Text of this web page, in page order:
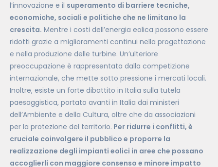
l’innovazione e il superamento di barriere tecniche,
economiche, sociali e politiche che ne limitano la
crescita. Mentre i costi dell’energia eolica possono essere
ridotti grazie a miglioramenti continui nella progettazione
e nella produzione delle turbine. Un’ulteriore
preoccupazione è rappresentata dalla competizione
internazionale, che mette sotto pressione i mercati locali.
Inoltre, esiste un forte dibattito in Italia sulla tutela
paesaggistica, portato avanti in Italia dai ministeri
dell’Ambiente e della Cultura, oltre che da associazioni
per la protezione del territorio. Per ridurre i conflitti, è
cruciale coinvolgere il pubblico e proporre la
realizzazione degli impianti eolici in aree che possano
accoglierli con maggiore consenso e minore impatto